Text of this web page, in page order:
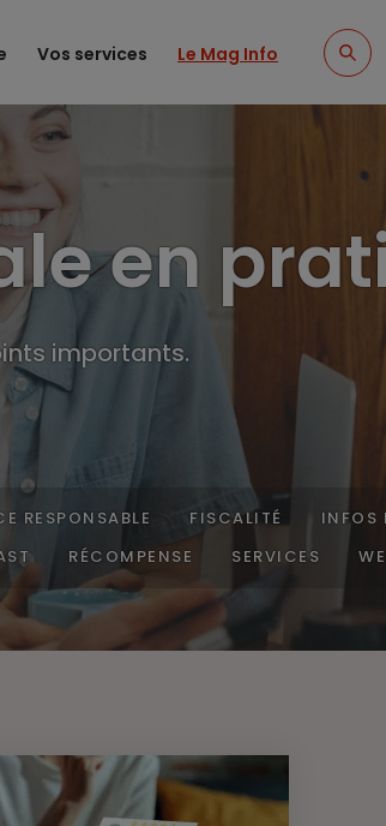
Vos services Le Mag Info
en
importants.
RESPONSABLE FISCALITÉ
INFOS
RÉCOMPENSE SERVICES